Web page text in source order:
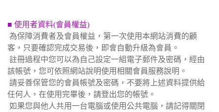
■ 使用者資料(會員權益)
為保障消費者及會員權益，第一次使用本網站消費的顧
客，只要確認完成交易後，即會自動升級為會員。
註冊過程中您可以為自己設定一組電子郵件及密碼，經由
該帳號，您可依照網站說明使用相關會員服務說明。
請妥善保管您的會員帳號及密碼，不要將上述資料提供給
任何人，在使用完畢後，請登出您的帳號。
如果您與他人共用一台電腦或使用公共電腦，請記得關閉